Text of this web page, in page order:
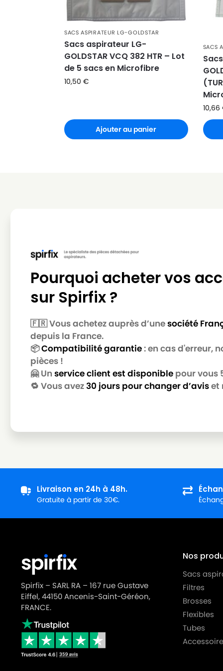
LG-GOLDSTAR
LG-GOLDSTAR PASSION
LG-GOLDSTAR
LG-GOLDSTAR PUNCH (Série)
LG-GOLDSTAR
LG-GOLDSTAR REY (Série)
LG-GOLDSTAR SER 4570
LG-GOLDSTAR SUPER PJG
LG-GOLDSTAR
LG-GOLDSTAR T 2750
LG-GOLDSTAR
LG-GOLDSTAR TB 39
LG-GOLDSTAR
LG-GOLDSTAR
LG-GOLDSTAR TURBO 2900
LG-GOLDSTAR
LG-GOLDSTAR
LG-GOLDSTAR
LG-GOLDSTAR TURBO 33 GS
LG-GOLDSTAR
LG-GOLDSTAR TURBO TB 33
LG-GOLDSTAR
LG-GOLDSTAR TURBO V 3310
LG-GOLDSTAR
LG-GOLDSTAR TURBO X
LG-GOLDSTAR
LG-GOLDSTAR ULTRA PULSE
LG-GOLDSTAR
LG-GOLDSTAR V 2700
LG-GOLDSTAR
LG-GOLDSTAR V 2700 à V
SACS ASPIRATEUR LG-GOLDSTAR
Sacs aspirateur LG-
GOLDSTAR VCQ 382 HTR – Lot
de 5 sacs en Microfibre
10,50 €
Ajouter au panier
SACS
10,66
Pourquoi acheter vos
sur Spirfix ?
🇫🇷 Vous achetez auprès d’unesociété
depuis la France.
📦Compatibilité garantie: en cas d'erreur,
pièces !
🤗 Un service client est disponible pour vous
🔁 Vous avez30 jours pour changer d’aviset
Livraison en 24h à 48h.
Gratuite à partir de 30€.
Spirfix – SARL RA – 167 rue Gustave
Eiffel, 44150 Ancenis-Saint-Géréon,
FRANCE.
Nos
Sacs
Filtres
Brosses
Flexibles
Tubes